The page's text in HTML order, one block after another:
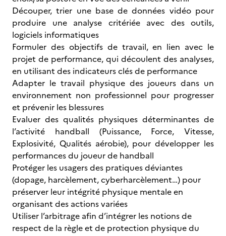
Découper, trier une base de données vidéo pour
produire une analyse critériée avec des outils,
logiciels informatiques
Formuler des objectifs de travail, en lien avec le
projet de performance, qui découlent des analyses,
en utilisant des indicateurs clés de performance
Adapter le travail physique des joueurs dans un
environnement non professionnel pour progresser
et prévenir les blessures
Evaluer des qualités physiques déterminantes de
l’activité handball (Puissance, Force, Vitesse,
Explosivité, Qualités aérobie), pour développer les
performances du joueur de handball
Protéger les usagers des pratiques déviantes
(dopage, harcèlement, cyberharcèlement…) pour
préserver leur intégrité physique mentale en
organisant des actions variées
Utiliser l’arbitrage afin d’intégrer les notions de
respect de la règle et de protection physique du